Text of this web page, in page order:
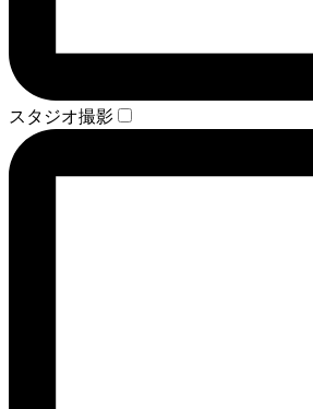
スタジオ撮影